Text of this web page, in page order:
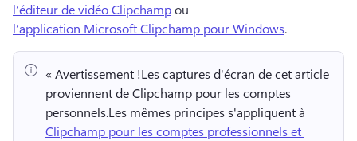
l’éditeur de vidéo Clipchamp ou
l’application Microsoft Clipchamp pour Windows.
« Avertissement !Les captures d'écran de cet article
proviennent de Clipchamp pour les comptes
personnels.
Clipchamp pour les comptes professionnels et